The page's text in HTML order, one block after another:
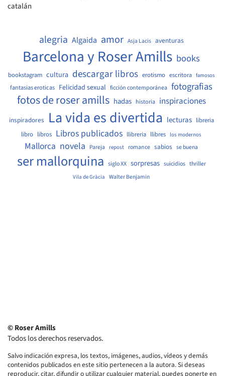
catalán
alegria Algaida amor Asja Lacis aventuras
Barcelona y Roser Amills books
bookstagram cultura descargar libros erotismo escritora famosos
fantasias eroticas Felicidad sexual ficción contemporánea fotografias
fotos de roser amills hadas historia inspiraciones
inspiradores La vida es divertida lecturas libreria
libro libros Libros publicados llibreria llibres los modernos
Mallorca novela Pareja repost romance sabios se buena
ser mallorquina siglo XX sorpresas suicidios thriller
Vila de Gràcia Walter Benjamin
© Roser Amills
Todos los derechos reservados.
Salvo indicación expresa, los textos, imágenes, audios, vídeos y demás
contenidos publicados en este sitio pertenecen a la autora. Si deseas
reproducir, citar, difundir o utilizar cualquier material, puedes ponerte en